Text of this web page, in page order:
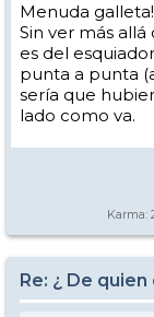
Menuda
Sin ver más
es del
punta a punta
sería que
lado como va.
Karma:
Re: ¿ De quien